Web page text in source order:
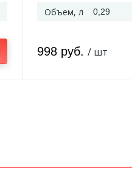
Объем, л 0,29
998 руб. / шт